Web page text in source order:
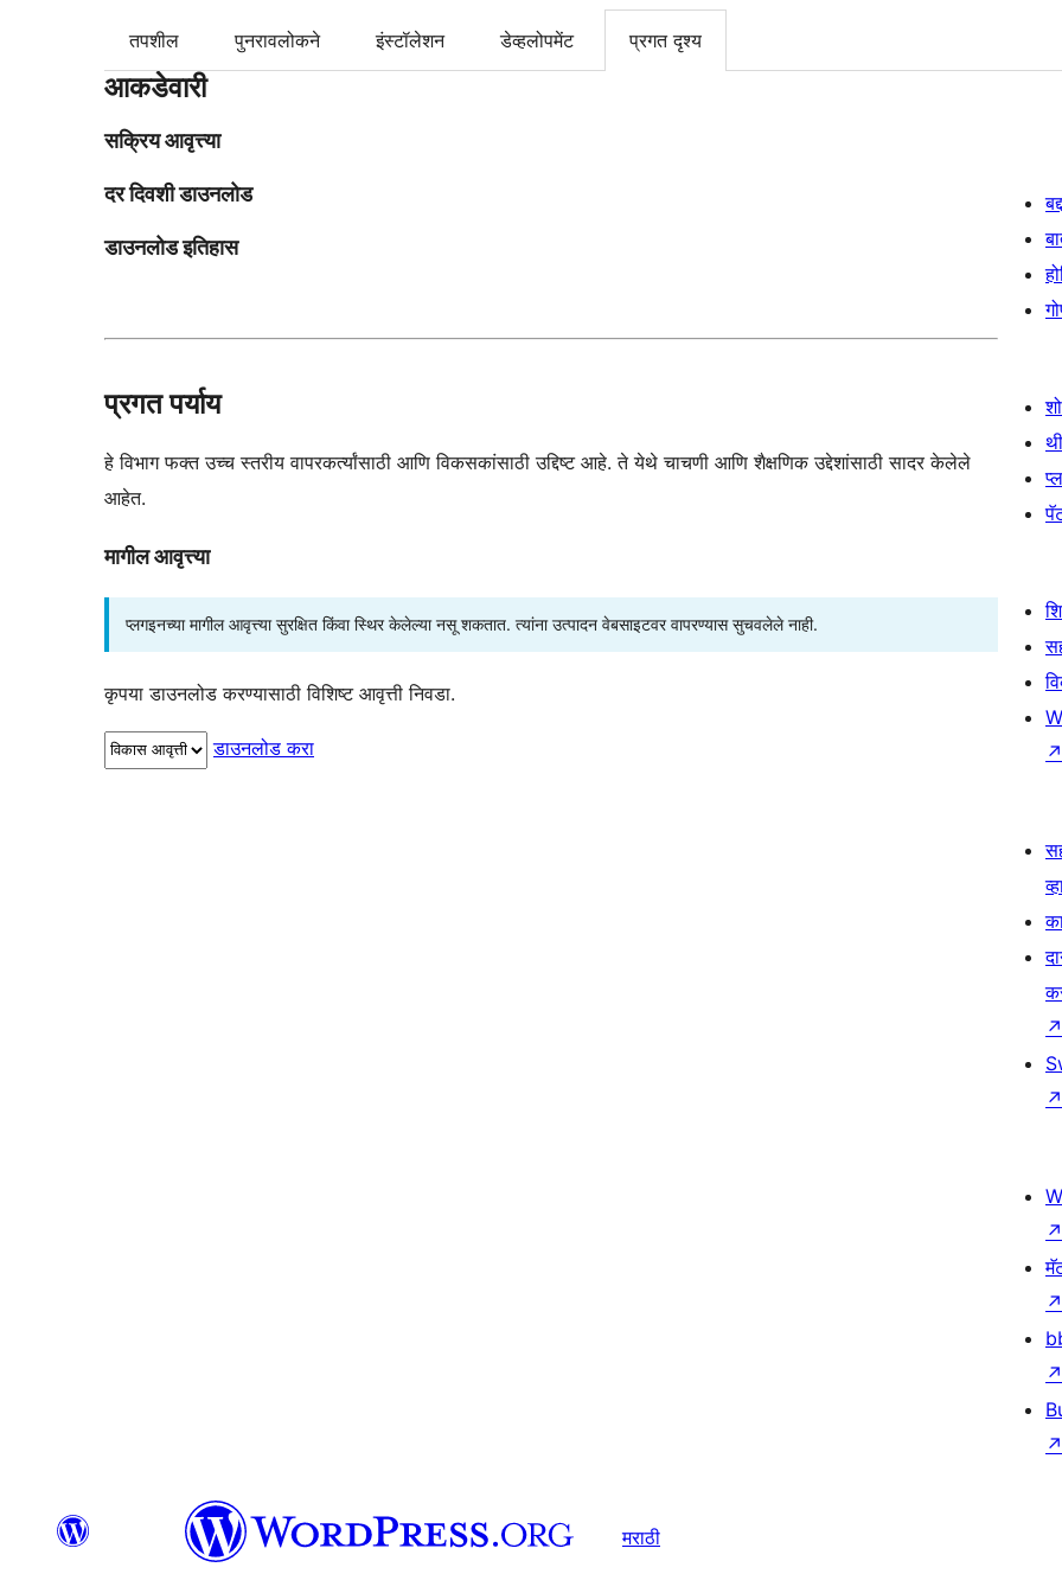
तपशील पुनरावलोकने इंस्टॉलेशन डेव्हलोपमेंट प्रगत दृश्य
आकडेवारी
सक्रिय आवृत्त्या
दर दिवशी डाउनलोड
डाउनलोड इतिहास
प्रगत पर्याय
हे विभाग फक्त उच्च स्तरीय वापरकर्त्यांसाठी आणि विकसकांसाठी उद्दिष्ट आहे. ते येथे चाचणी आणि शैक्षणिक उद्देशांसाठी सादर केलेले
आहेत.
मागील आवृत्त्या
प्लगइनच्या मागील आवृत्त्या सुरक्षित किंवा स्थिर केलेल्या नसू शकतात. त्यांना उत्पादन वेबसाइटवर वापरण्यास सुचवलेले नाही.
कृपया डाउनलोड करण्यासाठी विशिष्ट आवृत्ती निवडा.
डाउनलोड करा
↗
↗
↗
↗
↗
↗
↗
मराठी